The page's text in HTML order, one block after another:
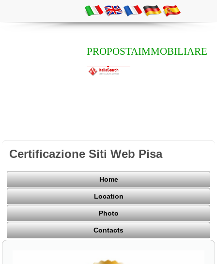
PROPOSTAIMMOBILIARE
Certificazione Siti Web Pisa
Home
Location
Photo
Contacts